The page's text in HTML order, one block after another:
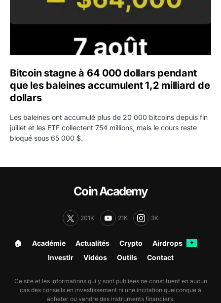
Bitcoin stagne à 64 000 dollars pendant
que les baleines accumulent 1,2 milliard de
dollars
Les baleines ont accumulé plus de 20 000 bitcoins depuis fin
juillet et les ETF collectent 754 millions, mais le cours reste
bloqué sous 65 000 $.
Coin Academy
201K 21K 3K
🏠︎ Académie Actualités Crypto Airdrops ✦
Investir Vidéos Outils Contact
Ce site et les informations qui y sont publiées ne constituent en aucun
cas des conseils en investissement ni une incitation quelconque à
acheter ou vendre des instruments financiers.